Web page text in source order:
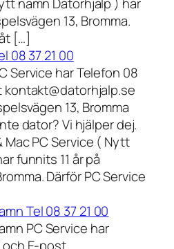
namn Datorhjälp ) har
13, Bromma.
[…]
08 37 21 00
Service har Telefon 08
kontakt@datorhjalp.se
13, Bromma
dator? Vi hjälper dej.
Mac PC Service ( Nytt
funnits 11 år på
Därför PC Service
Tel 08 37 21 00
PC Service har